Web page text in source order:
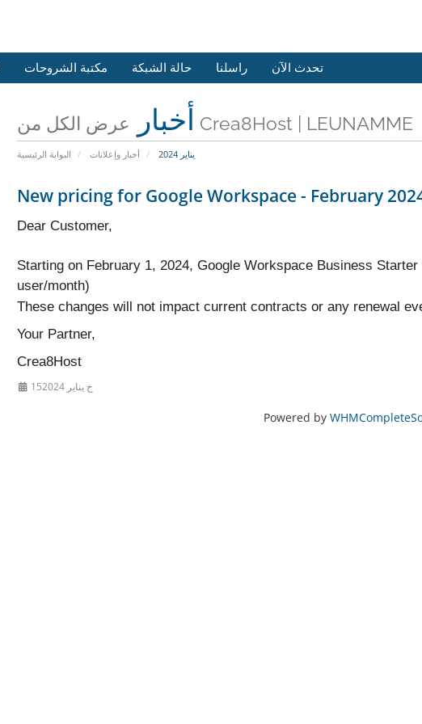
مكتبة الشروحات حالة الشبكة راسلنا تحدث الآن
أخبار عرض الكل من Crea8Host | LEUNAMME
البوابة الرئيسية أخبار وإعلانات يناير 2024
New pricing for Google Workspace - February
Dear Customer,
Starting on February 1, 2024, Google Workspace Business
user/month)
These changes will not impact current contracts or any renewal
Your Partner,
Crea8Host
15خ يناير 2024
Powered by